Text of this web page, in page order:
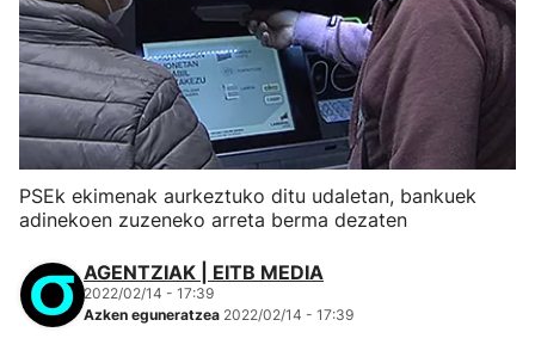
PSEk ekimenak aurkeztuko ditu udaletan, bankuek
adinekoen zuzeneko arreta berma dezaten
AGENTZIAK | EITB MEDIA
2022/02/14 - 17:39
Azken eguneratzea 2022/02/14 - 17:39